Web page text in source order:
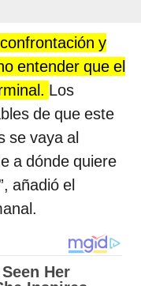
y
entender que el
Los
de que este
se vaya al
a dónde quiere
añadió el